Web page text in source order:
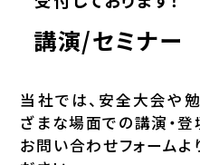
講演/セミナー
当社では、安全⼤会や
ざまな場⾯での講演・登
お問い合わせフォーム